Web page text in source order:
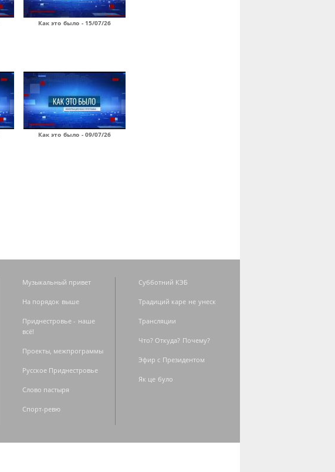
Как это было - 15/07/26
Как это было - 09/07/26
Музыкальный привет
На порядок выше
Приднестровье - наше
всё!
Проекты, межпрограммы
Русское Приднестровье
Слово пастыря
Спорт-ревю
Субботний КЭБ
Традиций каре не унеск
Трансляции
Что? Откуда? Почему?
Эфир с Президентом
Як це було